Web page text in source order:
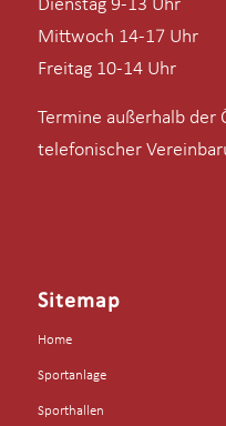
Dienstag 9-13 Uhr
Mittwoch 14-17 Uhr
Freitag 10-14 Uhr
Termine außerhalb der
telefonischer
Sitemap
Home
Sportanlage
Sporthallen